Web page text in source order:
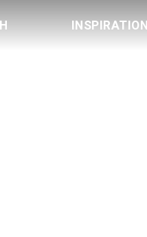
INSPIRATION